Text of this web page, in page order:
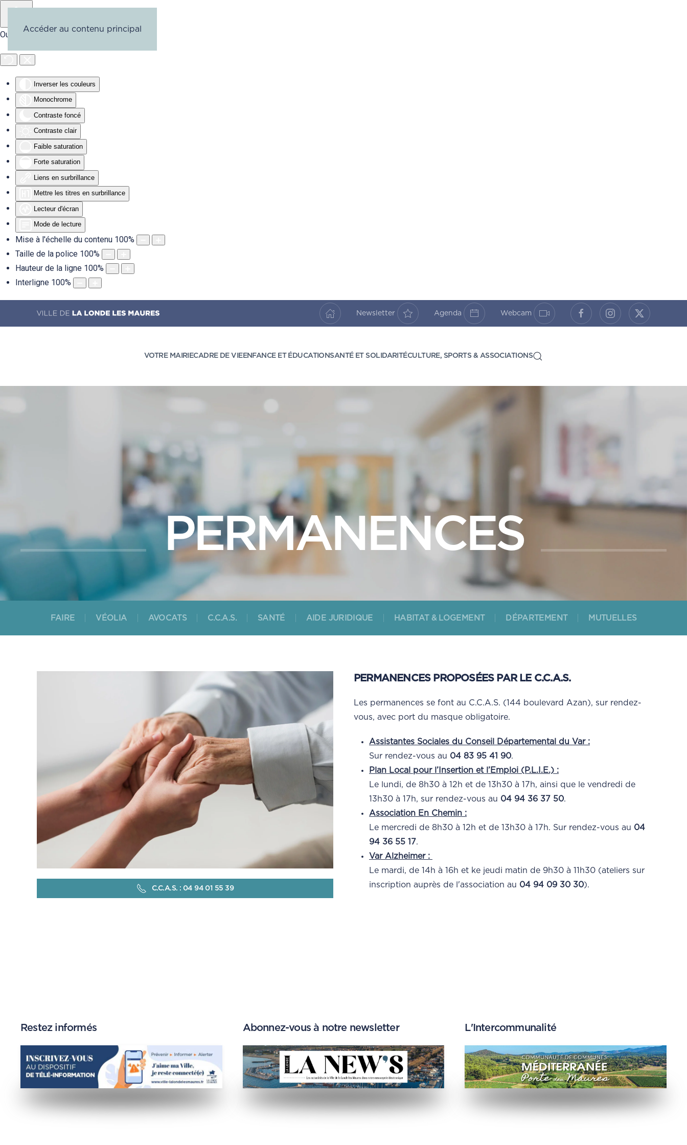
Outils d'accessibilité
Inverser les couleurs
Monochrome
Contraste foncé
Contraste clair
Faible saturation
Forte saturation
Liens en surbrillance
Mettre les titres en surbrillance
Lecteur d'écran
Mode de lecture
Mise à l'échelle du contenu 100%
Taille de la police 100%
Hauteur de la ligne 100%
Interligne 100%
Accéder au contenu principal
Newsletter Agenda Webcam
VOTRE MAIRIECADRE DE VIEENFANCE ET ÉDUCATIONSANTÉ ET SOLIDARITÉCULTURE, SPORTS & ASSOCIATIONS
PERMANENCES
FAIRE VÉOLIA AVOCATS C.C.A.S. SANTÉ AIDE JURIDIQUE HABITAT & LOGEMENT DÉPARTEMENT MUTUELLES
C.C.A.S. : 04 94 01 55 39
PERMANENCES PROPOSÉES PAR LE C.C.A.S.
Les permanences se font au C.C.A.S. (144 boulevard Azan), sur rendez-
vous, avec port du masque obligatoire.
Assistantes Sociales du Conseil Départemental du Var :
Sur rendez-vous au 04 83 95 41 90.
Plan Local pour l’Insertion et l’Emploi (P.L.I.E.) :
Le lundi, de 8h30 à 12h et de 13h30 à 17h, ainsi que le vendredi de
13h30 à 17h, sur rendez-vous au 04 94 36 37 50.
Association En Chemin :
Le mercredi de 8h30 à 12h et de 13h30 à 17h. Sur rendez-vous au 04
94 36 55 17.
Var Alzheimer :
Le mardi, de 14h à 16h et ke jeudi matin de 9h30 à 11h30 (ateliers sur
inscription auprès de l'association au 04 94 09 30 30).
Restez informés Abonnez-vous à notre newsletter L'Intercommunalité